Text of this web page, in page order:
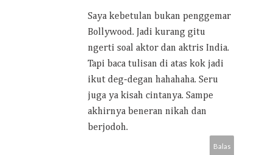
Saya kebetulan bukan penggemar
Bollywood. Jadi kurang gitu
ngerti soal aktor dan aktris India.
Tapi baca tulisan di atas kok jadi
ikut deg-degan hahahaha. Seru
juga ya kisah cintanya. Sampe
akhirnya beneran nikah dan
berjodoh.
Balas